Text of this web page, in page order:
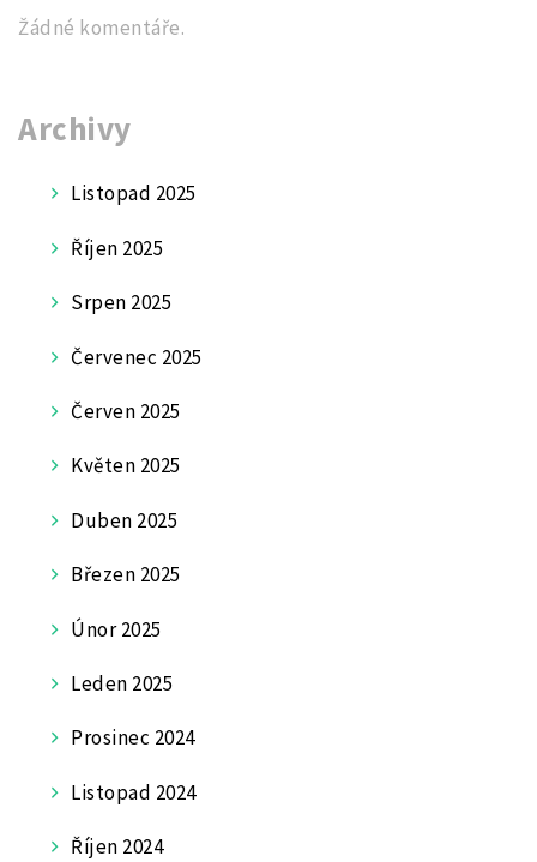
Žádné komentáře.
Archivy
Listopad 2025
Říjen 2025
Srpen 2025
Červenec 2025
Červen 2025
Květen 2025
Duben 2025
Březen 2025
Únor 2025
Leden 2025
Prosinec 2024
Listopad 2024
Říjen 2024